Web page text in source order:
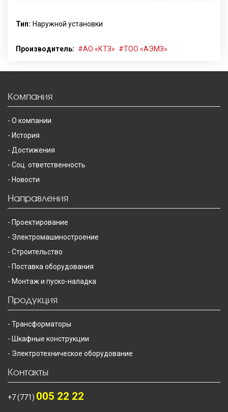
Тип: Наружной установки
Производитель: АО «КТЗ» ТОО «АЭМЗ»
Компания
О компании
История
Достижения
Соц. ответственность
Новости
Направления
Проектирование
Электромашиностроение
Строительство
Поставка оборудования
Монтаж и пуско-наладка
Продукция
Трансформаторы
Шкафные конструкции
Электротехническое оборудование
Контакты
+7 (771) 005 22 22